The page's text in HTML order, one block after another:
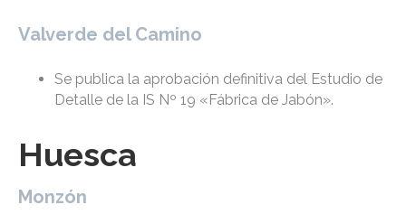
Valverde del Camino
Se publica la aprobación definitiva del Estudio de
Detalle de la IS Nº 19 «Fábrica de Jabón».
Huesca
Monzón